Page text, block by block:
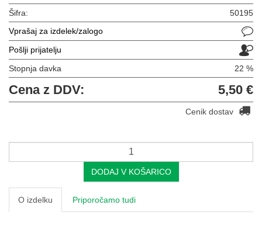
Šifra:
50195
Vprašaj za izdelek/zalogo
Pošlji prijatelju
Stopnja davka 22 %
Cena z DDV: 5,50 €
Cenik dostav
DODAJ V KOŠARICO
O izdelku Priporočamo tudi